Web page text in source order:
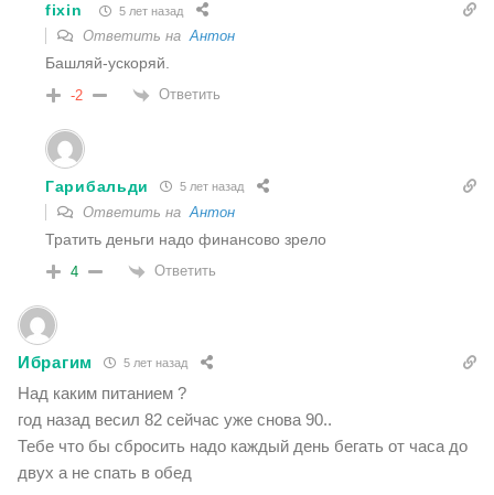
fixin 5 лет назад
Ответить наАнтон
Башляй-ускоряй.
-2 Ответить
Гарибальди 5 лет назад
Ответить на Антон
Тратить деньги надо финансово зрело
4 Ответить
Ибрагим 5 лет назад
Над каким питанием ?
год назад весил 82 сейчас уже снова 90..
Тебе что бы сбросить надо каждый день бегать от часа до
двух а не спать в обед